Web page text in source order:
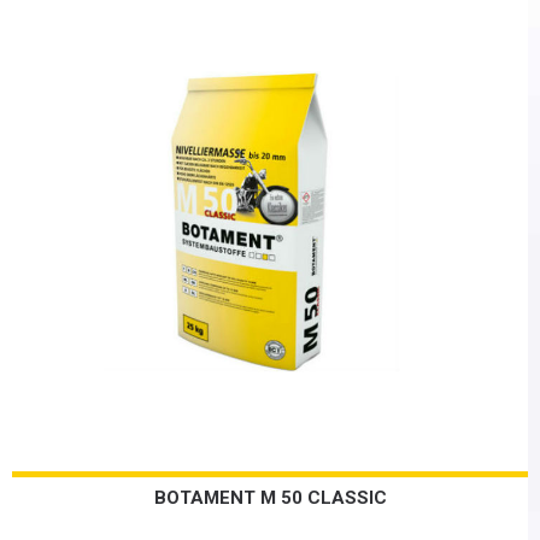
BOTAMENT M 50 CLASSIC